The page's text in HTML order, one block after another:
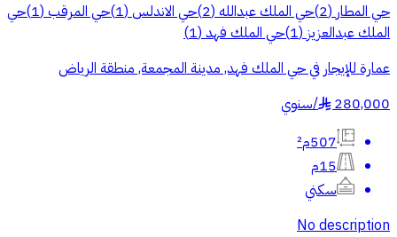
حي المطار (
2
)حي الملك عبدالله(
2
)حي الاندلس(
1
)حي المرقب(
1
)حي
الملك عبدالعزيز (
1
)حي الملك فهد(
1
)
عمارة للإيجار في حي الملك فهد, مدينة المجمعة, منطقة الرياض
280,000
§
/سنوي
507م²
15م
سكني
No description